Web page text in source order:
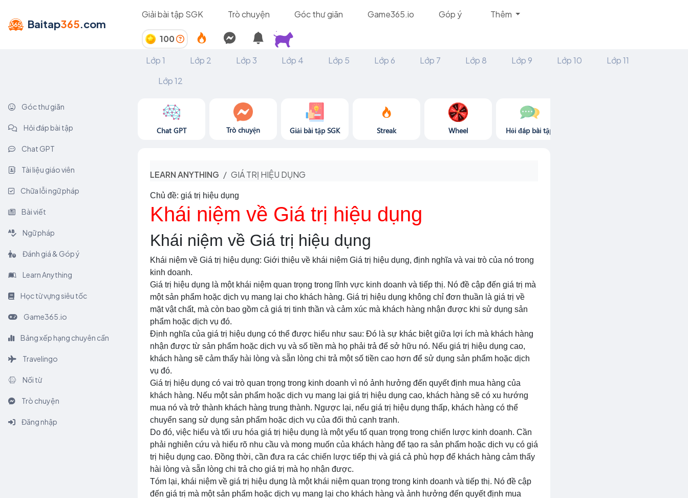
Baitap365.com
Giải bài tập SGK Trò chuyện Góc thư giãn Game365.io Góp ý Thêm
100
Lớp 1
Lớp 2 Lớp 3 Lớp 4 Lớp 5 Lớp 6 Lớp 7 Lớp 8 Lớp 9 Lớp 10
Lớp 11
Lớp 12
Góc thư giãn
Hỏi đáp bài tập
Chat GPT
Tài liệu giáo viên
Chữa lỗi ngữ pháp
Bài viết
Ngữ pháp
Đánh giá & Góp ý
Learn Anything
Học từ vựng siêu tốc
Game365.io
Bảng xếp hạng chuyên cần
Travelingo
Nối từ
Trò chuyện
Đăng nhập
Chat GPT Trò chuyện Giải bài tập SGK Streak Wheel Hỏi đáp bài tập
LEARN ANYTHING GIÁ TRỊ HIỆU DỤNG
Chủ đề: giá trị hiệu dụng
Khái niệm về Giá trị hiệu dụng
Khái niệm về Giá trị hiệu dụng
Khái niệm về Giá trị hiệu dụng: Giới thiệu về khái niệm Giá trị hiệu dụng, định nghĩa và vai trò của nó trong
kinh doanh.
Giá trị hiệu dụng là một khái niệm quan trọng trong lĩnh vực kinh doanh và tiếp thị. Nó đề cập đến giá trị mà
một sản phẩm hoặc dịch vụ mang lại cho khách hàng. Giá trị hiệu dụng không chỉ đơn thuần là giá trị về
mặt vật chất, mà còn bao gồm cả giá trị tinh thần và cảm xúc mà khách hàng nhận được khi sử dụng sản
phẩm hoặc dịch vụ đó.
Định nghĩa của giá trị hiệu dụng có thể được hiểu như sau: Đó là sự khác biệt giữa lợi ích mà khách hàng
nhận được từ sản phẩm hoặc dịch vụ và số tiền mà họ phải trả để sở hữu nó. Nếu giá trị hiệu dụng cao,
khách hàng sẽ cảm thấy hài lòng và sẵn lòng chi trả một số tiền cao hơn để sử dụng sản phẩm hoặc dịch
vụ đó.
Giá trị hiệu dụng có vai trò quan trọng trong kinh doanh vì nó ảnh hưởng đến quyết định mua hàng của
khách hàng. Nếu một sản phẩm hoặc dịch vụ mang lại giá trị hiệu dụng cao, khách hàng sẽ có xu hướng
mua nó và trở thành khách hàng trung thành. Ngược lại, nếu giá trị hiệu dụng thấp, khách hàng có thể
chuyển sang sử dụng sản phẩm hoặc dịch vụ của đối thủ cạnh tranh.
Do đó, việc hiểu và tối ưu hóa giá trị hiệu dụng là một yếu tố quan trọng trong chiến lược kinh doanh. Cần
phải nghiên cứu và hiểu rõ nhu cầu và mong muốn của khách hàng để tạo ra sản phẩm hoặc dịch vụ có giá
trị hiệu dụng cao. Đồng thời, cần đưa ra các chiến lược tiếp thị và giá cả phù hợp để khách hàng cảm thấy
hài lòng và sẵn lòng chi trả cho giá trị mà họ nhận được.
Tóm lại, khái niệm về giá trị hiệu dụng là một khái niệm quan trọng trong kinh doanh và tiếp thị. Nó đề cập
đến giá trị mà một sản phẩm hoặc dịch vụ mang lại cho khách hàng và ảnh hưởng đến quyết định mua